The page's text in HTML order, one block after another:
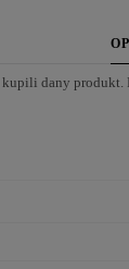
dany